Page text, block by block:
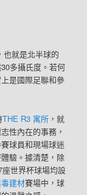
也就是北半球的
多攝氏度。若何
是國際足聯和參
THE R3 寓所 ，就
性內在的事務，
球員和現場球迷
驗。據清楚，除
世界杯球場均設
建材賽場中，球